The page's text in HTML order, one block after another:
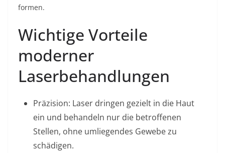
formen.
Wichtige Vorteile
moderner
Laserbehandlungen
Präzision: Laser dringen gezielt in die Haut
ein und behandeln nur die betroffenen
Stellen, ohne umliegendes Gewebe zu
schädigen.